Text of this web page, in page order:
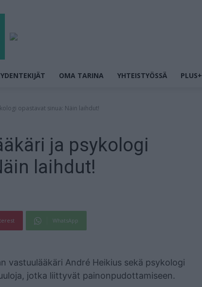
OMA TARINA YHTEISTYÖSSÄ PLUS+
opastavat sinua: Näin laihdut!
ja psykologi
laihdut!
WhatsApp
vastuulääkäri André Heikius sekä psykologi
jotka liittyvät painonpudottamiseen.